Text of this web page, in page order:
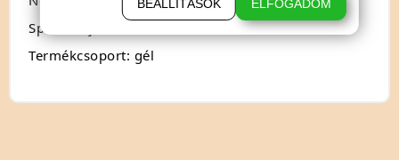
Speciális jellemző: stimuláló
Termékcsoport: gél
BEÁLLÍTÁSOK ELFOGADOM